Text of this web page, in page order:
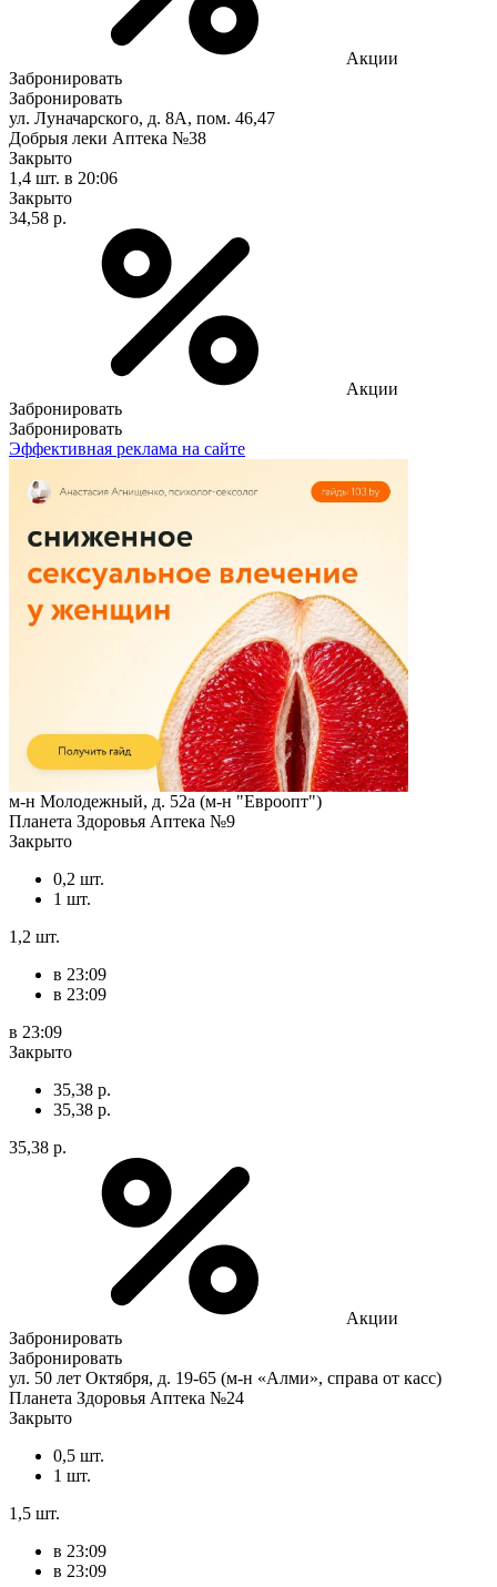
Акции
Забронировать
Забронировать
ул. Луначарского, д. 8А, пом. 46,47
Добрыя леки Аптека №38
Закрыто
1,4 шт. в 20:06
Закрыто
34,58 р.
Акции
Забронировать
Забронировать
Эффективная реклама на сайте
м-н Молодежный, д. 52а (м-н "Евроопт")
Планета Здоровья Аптека №9
Закрыто
0,2 шт.
1 шт.
1,2 шт.
в 23:09
в 23:09
в 23:09
Закрыто
35,38 р.
35,38 р.
35,38 р.
Акции
Забронировать
Забронировать
ул. 50 лет Октября, д. 19-65 (м-н «Алми», справа от касс)
Планета Здоровья Аптека №24
Закрыто
0,5 шт.
1 шт.
1,5 шт.
в 23:09
в 23:09